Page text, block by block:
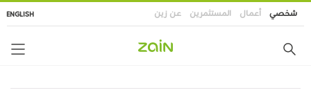
تجاوز
إلى
الرئيسي
شخصي أعمال المستثمرين عن زين ENGLISH